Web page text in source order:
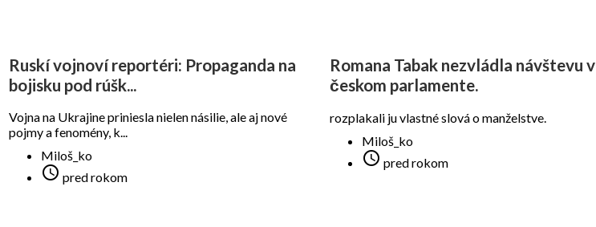
Ruskí vojnoví reportéri: Propaganda na
bojisku pod rúšk...
Vojna na Ukrajine priniesla nielen násilie, ale aj nové
pojmy a fenomény, k...
Miloš_ko
 pred rokom
Romana Tabak nezvládla návštevu v
českom parlamente.
rozplakali ju vlastné slová o manželstve.
Miloš_ko
 pred rokom